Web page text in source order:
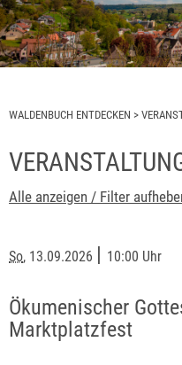
WALDENBUCH ENTDECKEN >
Alle anzeigen / Filter
So, 13.09.2026 | 10:00 Uhr
Ökumenischer
Marktplatzfest